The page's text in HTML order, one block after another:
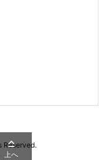
Reserved.

上へ